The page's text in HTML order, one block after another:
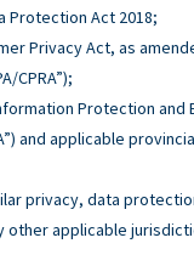
Protection Act 2018;
Privacy Act, as
CPRA”);
Protection and
and applicable
privacy, data
other applicable